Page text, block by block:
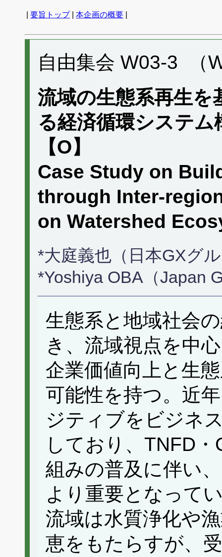
要旨トップ| 本企画の概要
自由集会 W03-3 （
流域の生態系再生を
る経済循環システ
【O】
Case Study on
through Inter-
on Watershed
*大庭義也（日本GXグ
*Yoshiya OBA（Japan
生態系と地域社会
き、流域視点を中
企業価値向上と生
可能性を持つ。近
ジティブをビジネ
しており、TNFD
組みの普及に伴い
より重要となって
流域は水質浄化や
恵をもたらすが、